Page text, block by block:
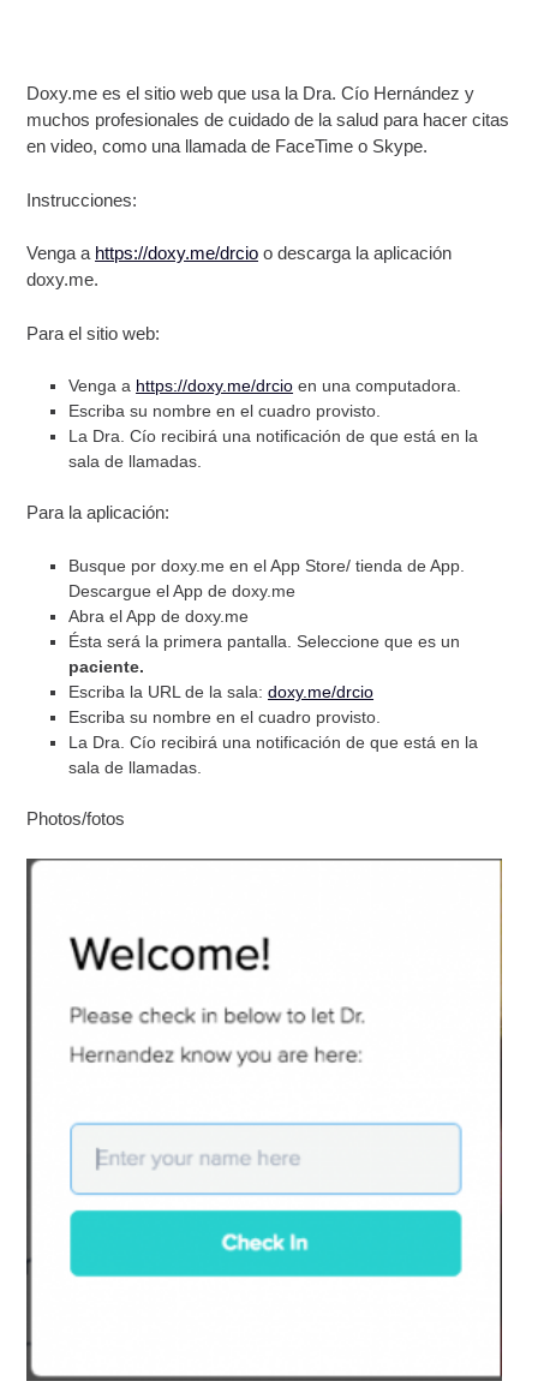
Doxy.me es el sitio web que usa la Dra. Cío Hernández y
muchos profesionales de cuidado de la salud para hacer citas
en video, como una llamada de FaceTime o Skype.
Instrucciones:
Venga a https://doxy.me/drcio o descarga la aplicación
doxy.me.
Para el sitio web:
Venga a https://doxy.me/drcio en una computadora.
Escriba su nombre en el cuadro provisto.
La Dra. Cío recibirá una notificación de que está en la
sala de llamadas.
Para la aplicación:
Busque por doxy.me en el App Store/ tienda de App.
Descargue el App de doxy.me
Abra el App de doxy.me
Ésta será la primera pantalla. Seleccione que es un
paciente.
Escriba la URL de la sala:doxy.me/drcio
Escriba su nombre en el cuadro provisto.
La Dra. Cío recibirá una notificación de que está en la
sala de llamadas.
Photos/fotos